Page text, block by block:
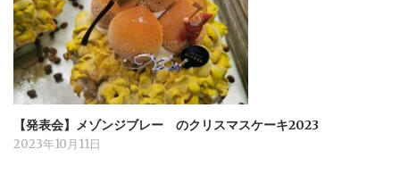
【発表会】メゾンジブレー のクリスマスケーキ2023
2023年10月11日